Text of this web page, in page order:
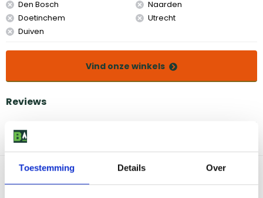
Toestemming Details Over
Den Bosch
Doetinchem
Duiven
Naarden
Utrecht
Vind onze winkels
Reviews
Er zijn nog geen reviews voor dit
product